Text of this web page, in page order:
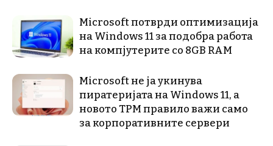
Microsoft потврди оптимизација
на Windows 11 за подобра работа
на компјутерите со 8GB RAM
Microsoft не ја укинува
пиратеријата на Windows 11, а
новото TPM правило важи само
за корпоративните сервери